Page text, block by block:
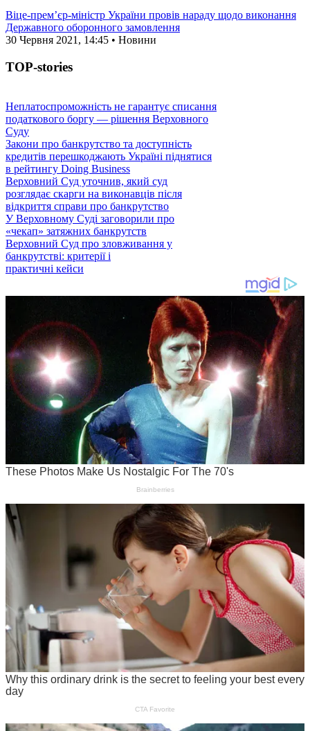
Віце-прем’єр-міністр України провів нараду щодо виконання
Державного оборонного замовлення
30 Червня 2021, 14:45 • Новини
TOP-stories
Неплатоспроможність не гарантує списання
податкового боргу — рішення Верховного
Суду
Закони про банкрутство та доступність
кредитів перешкоджають Україні піднятися
в рейтингу Doing Business
Верховний Суд уточнив, який суд
розглядає скарги на виконавців після
відкриття справи про банкрутство
У Верховному Суді заговорили про
«чекап» затяжних банкрутств
Верховний Суд про зловживання у
банкрутстві: критерії і
практичні кейси